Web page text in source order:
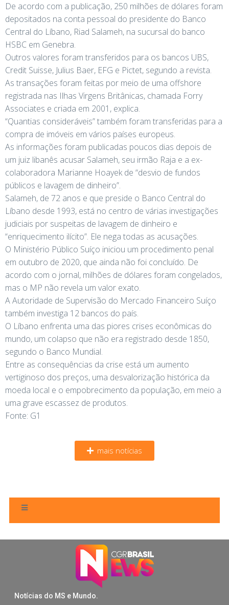
De acordo com a publicação, 250 milhões de dólares foram
depositados na conta pessoal do presidente do Banco
Central do Líbano, Riad Salameh, na sucursal do banco
HSBC em Genebra.
Outros valores foram transferidos para os bancos UBS,
Credit Suisse, Julius Baer, EFG e Pictet, segundo a revista.
As transações foram feitas por meio de uma offshore
registrada nas Ilhas Virgens Britânicas, chamada Forry
Associates e criada em 2001, explica.
“Quantias consideráveis” também foram transferidas para a
compra de imóveis em vários países europeus.
As informações foram publicadas poucos dias depois de
um juiz libanês acusar Salameh, seu irmão Raja e a ex-
colaboradora Marianne Hoayek de “desvio de fundos
públicos e lavagem de dinheiro”.
Salameh, de 72 anos e que preside o Banco Central do
Líbano desde 1993, está no centro de várias investigações
judiciais por suspeitas de lavagem de dinheiro e
“enriquecimento ilícito”. Ele nega todas as acusações.
O Ministério Público Suíço iniciou um procedimento penal
em outubro de 2020, que ainda não foi concluído. De
acordo com o jornal, milhões de dólares foram congelados,
mas o MP não revela um valor exato.
A Autoridade de Supervisão do Mercado Financeiro Suíço
também investiga 12 bancos do país.
O Líbano enfrenta uma das piores crises econômicas do
mundo, um colapso que não era registrado desde 1850,
segundo o Banco Mundial.
Entre as consequências da crise está um aumento
vertiginoso dos preços, uma desvalorização histórica da
moeda local e o empobrecimento da população, em meio a
uma grave escassez de produtos.
Fonte: G1
mais notícias
Notícias do MS e Mundo.